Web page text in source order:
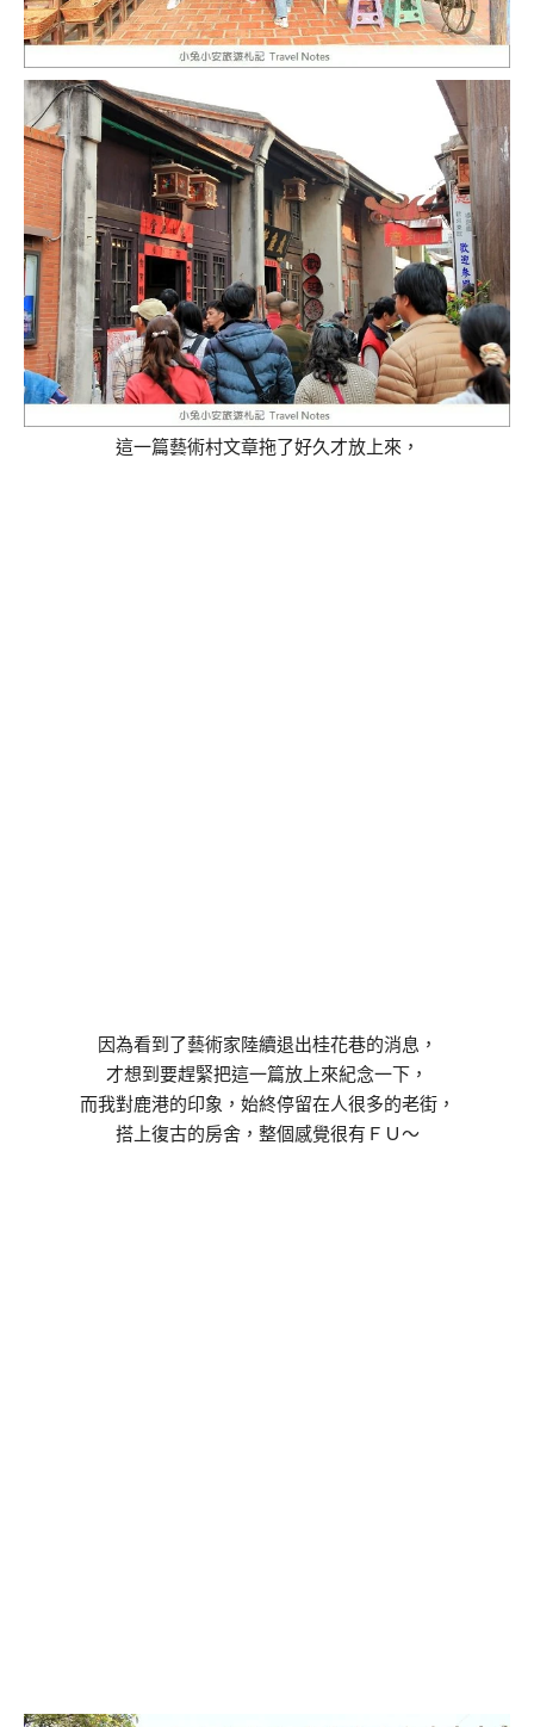
這一篇藝術村文章拖了好久才放上來，
因為看到了藝術家陸續退出桂花巷的消息，
才想到要趕緊把這一篇放上來紀念一下，
而我對鹿港的印象，始終停留在人很多的老街，
搭上復古的房舍，整個感覺很有ＦＵ～